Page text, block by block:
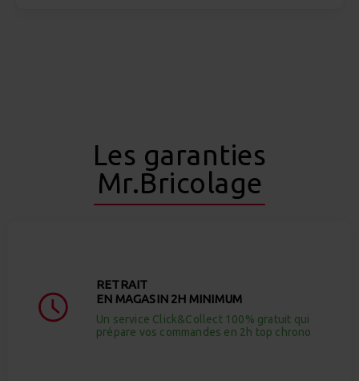
Les garanties
Mr.Bricolage
RETRAIT
EN MAGASIN 2H MINIMUM
Un service Click&Collect 100% gratuit qui
prépare vos commandes en 2h top chrono